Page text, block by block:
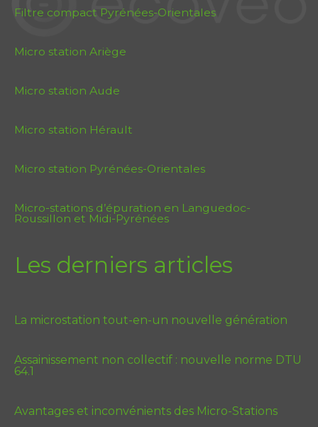
Filtre compact Pyrénées-Orientales
Micro station Ariège
Micro station Aude
Micro station Hérault
Micro station Pyrénées-Orientales
Micro-stations d’épuration en Languedoc-
Roussillon et Midi-Pyrénées
Les derniers articles
La microstation tout-en-un nouvelle génération
Assainissement non collectif : nouvelle norme DTU
64.1
Avantages et inconvénients des Micro-Stations